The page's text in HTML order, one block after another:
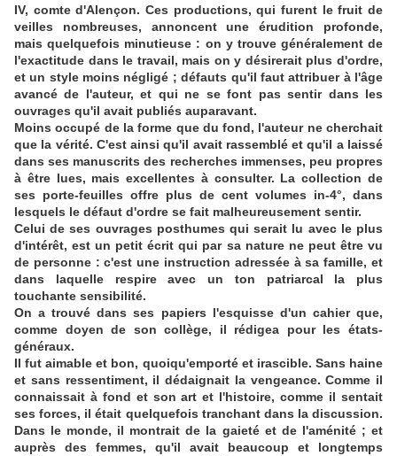
IV, comte d'Alençon. Ces productions, qui furent le fruit de
veilles nombreuses, annoncent une érudition profonde,
mais quelquefois minutieuse : on y trouve généralement de
l'exactitude dans le travail, mais on y désirerait plus d'ordre,
et un style moins négligé ; défauts qu'il faut attribuer à l'âge
avancé de l'auteur, et qui ne se font pas sentir dans les
ouvrages qu'il avait publiés auparavant.
Moins occupé de la forme que du fond, l'auteur ne cherchait
que la vérité. C'est ainsi qu'il avait rassemblé et qu'il a laissé
dans ses manuscrits des recherches immenses, peu propres
à être lues, mais excellentes à consulter. La collection de
ses porte-feuilles offre plus de cent volumes in-4°, dans
lesquels le défaut d'ordre se fait malheureusement sentir.
Celui de ses ouvrages posthumes qui serait lu avec le plus
d'intérêt, est un petit écrit qui par sa nature ne peut être vu
de personne : c'est une instruction adressée à sa famille, et
dans laquelle respire avec un ton patriarcal la plus
touchante sensibilité.
On a trouvé dans ses papiers l'esquisse d'un cahier que,
comme doyen de son collège, il rédigea pour les états-
généraux.
Il fut aimable et bon, quoiqu'emporté et irascible. Sans haine
et sans ressentiment, il dédaignait la vengeance. Comme il
connaissait à fond et son art et l'histoire, comme il sentait
ses forces, il était quelquefois tranchant dans la discussion.
Dans le monde, il montrait de la gaieté et de l'aménité ; et
auprès des femmes, qu'il avait beaucoup et longtemps